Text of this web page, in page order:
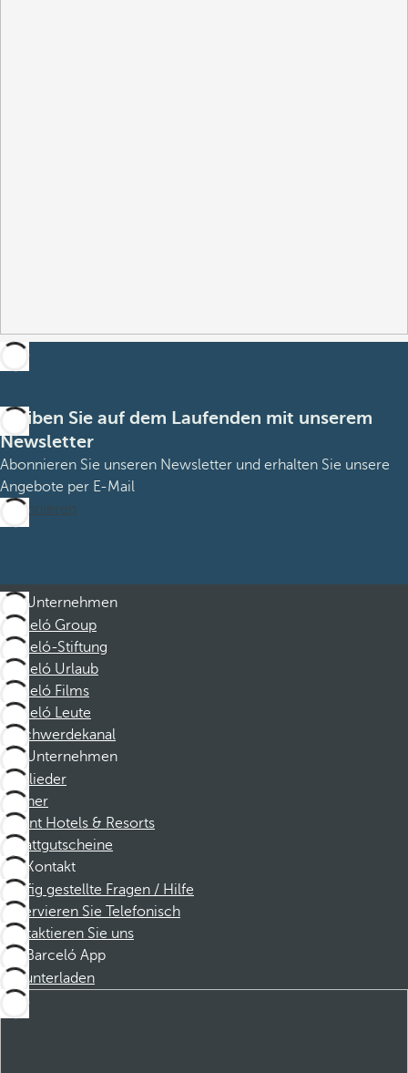
Bleiben Sie auf dem Laufenden mit unserem
Newsletter
Abonnieren Sie unseren Newsletter und erhalten Sie unsere
Angebote per E-Mail
Abonnieren
Unternehmen
Barceló Group
Barceló-Stiftung
Barceló Urlaub
Barceló Films
Barceló Leute
Beschwerdekanal
Unternehmen
Mitglieder
Partner
Dorint Hotels & Resorts
Rabattgutscheine
Kontakt
Häufig gestellte Fragen / Hilfe
Reservieren Sie Telefonisch
Kontaktieren Sie uns
Barceló App
Herunterladen